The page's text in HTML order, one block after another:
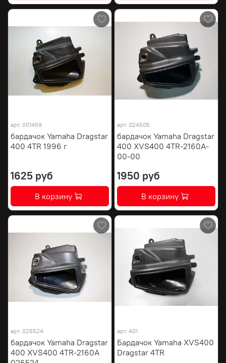
арт. 001459
бардачок Yamaha Dragstar
400 4TR 1996 г
1625 руб
В корзину
арт. 024505
бардачок Yamaha Dragstar
400 XVS400 4TR-2160A-
00-00
1950 руб
В корзину
арт. 026524
бардачок Yamaha Dragstar
400 XVS400 4TR-2160A
арт. 401
Бардачок Yamaha XVS400
Dragstar 4TR